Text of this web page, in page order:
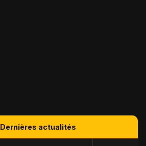
Dernières actualités